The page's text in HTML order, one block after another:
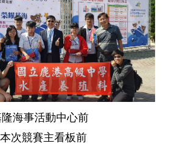
事活動中心前
主看板前